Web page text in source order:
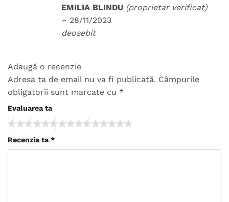
Evaluat la
EMILIA BLINDU (proprietar verificat)
– 28/11/2023
deosebit
Adaugă o recenzie
Adresa ta de email nu va fi publicată. Câmpurile
obligatorii sunt marcate cu *
Evaluarea ta
Recenzia ta *